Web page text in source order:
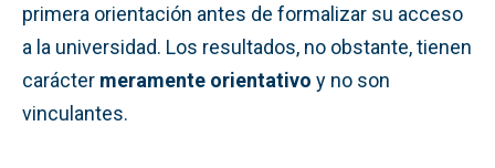
primera orientación antes de formalizar su acceso
a la universidad. Los resultados, no obstante, tienen
carácter meramente orientativo y no son
vinculantes.